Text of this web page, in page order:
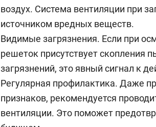
воздух. Система вентиляции при
источником вредных веществ.
Видимые загрязнения. Если при
решеток присутствует скопления
загрязнений, это явный сигнал к
Регулярная профилактика. Даже
признаков, рекомендуется
вентиляции. Это поможет